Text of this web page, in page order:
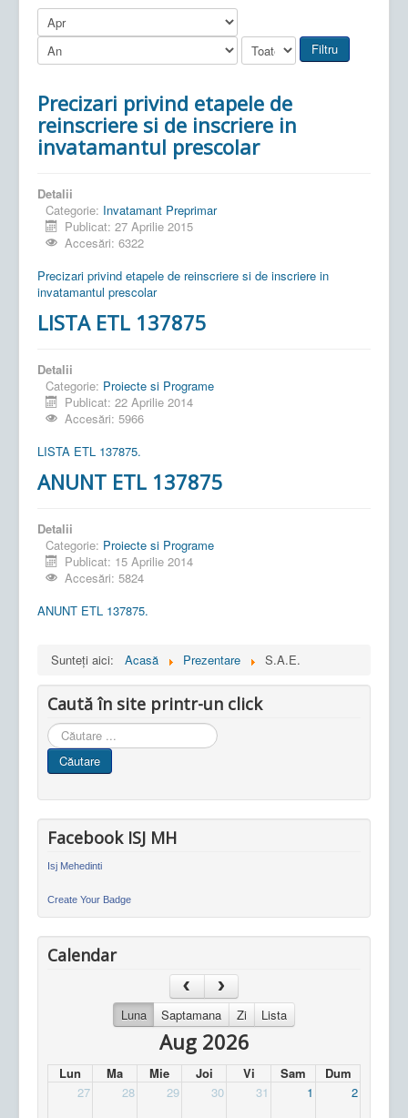
Filtru
Precizari privind etapele de
reinscriere si de inscriere in
invatamantul prescolar
Detalii
Categorie: Invatamant Preprimar
Publicat: 27 Aprilie 2015
Accesări: 6322
Precizari privind etapele de reinscriere si de inscriere in
invatamantul prescolar
LISTA ETL 137875
Detalii
Categorie: Proiecte si Programe
Publicat: 22 Aprilie 2014
Accesări: 5966
LISTA ETL 137875.
ANUNT ETL 137875
Detalii
Categorie: Proiecte si Programe
Publicat: 15 Aprilie 2014
Accesări: 5824
ANUNT ETL 137875.
Sunteți aici: Acasă Prezentare S.A.E.
Caută în site printr-un click
Cauta
in
site
Căutare
Facebook ISJ MH
Isj Mehedinti
Create Your Badge
Calendar
Luna Saptamana Zi Lista
Aug 2026
Lun Ma Mie Joi Vi Sam
Dum
27
28 29 30 31 1 2